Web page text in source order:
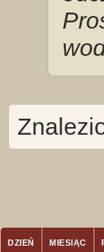
DZIEŃ MIESIĄC